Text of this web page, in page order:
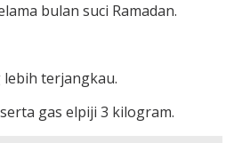
bulan suci Ramadan.
terjangkau.
gas elpiji 3 kilogram.